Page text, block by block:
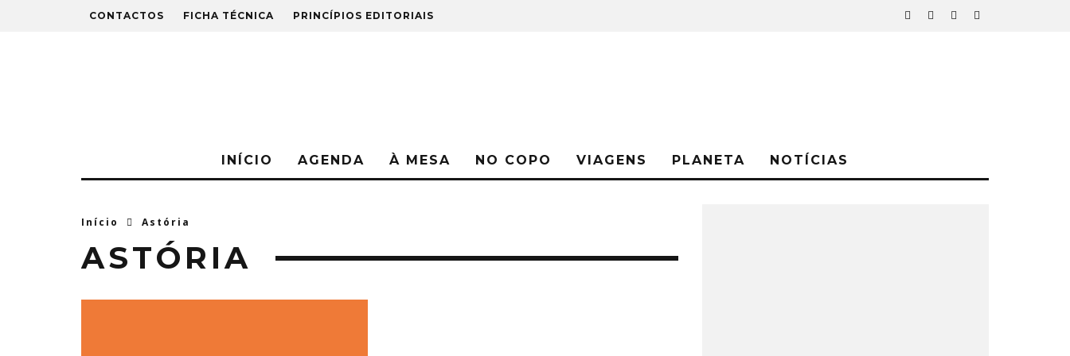
CONTACTOS FICHA TÉCNICA PRINCÍPIOS EDITORIAIS
INÍCIO AGENDA À MESA NO COPO VIAGENS PLANETA NOTÍCIAS
Início Astória
ASTÓRIA